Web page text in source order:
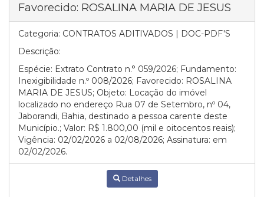
Favorecido: ROSALINA MARIA DE JESUS
Categoria: CONTRATOS ADITIVADOS | DOC-PDF'S
Descrição:
Espécie: Extrato Contrato n.° 059/2026; Fundamento:
Inexigibilidade n.º 008/2026; Favorecido: ROSALINA
MARIA DE JESUS; Objeto: Locação do imóvel
localizado no endereço Rua 07 de Setembro, nº 04,
Jaborandi, Bahia, destinado a pessoa carente deste
Município.; Valor: R$ 1.800,00 (mil e oitocentos reais);
Vigência: 02/02/2026 a 02/08/2026; Assinatura: em
02/02/2026.
Detalhes